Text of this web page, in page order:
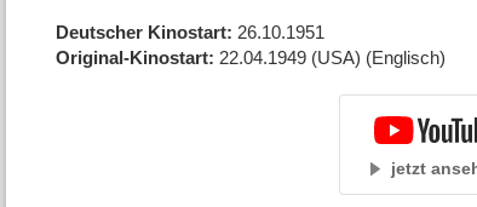
Deutscher Kinostart 26.10.1951
Original-Kinostart 22.04.1949 (USA) (Englisch)
jetzt